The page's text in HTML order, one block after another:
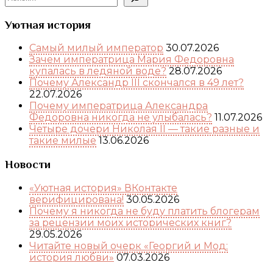
Уютная история
Самый милый император 30.07.2026
Зачем императрица Мария Федоровна
купалась в ледяной воде? 28.07.2026
Почему Александр III скончался в 49 лет?
22.07.2026
Почему императрица Александра
Федоровна никогда не улыбалась? 11.07.2026
Четыре дочери Николая II — такие разные и
такие милые 13.06.2026
Новости
«Уютная история» ВКонтакте
верифицирована! 30.05.2026
Почему я никогда не буду платить блогерам
за рецензии моих исторических книг?
29.05.2026
Читайте новый очерк «Георгий и Мод:
история любви» 07.03.2026